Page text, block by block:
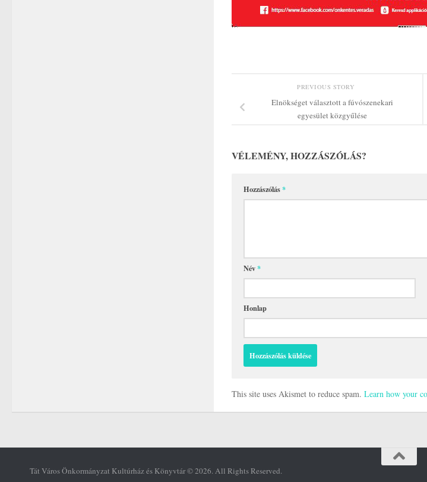
PREVIOUS STORY
Elnökséget választott a fúvószenekari
egyesület közgyűlése
VÉLEMÉNY, HOZZÁSZÓLÁS?
Hozzászólás*
Név*
Honlap
This site uses Akismet to reduce spam. Learn how your
Tát Város Önkormányzat Kultúrház és Könyvtár © 2026. All Rights Reserved.